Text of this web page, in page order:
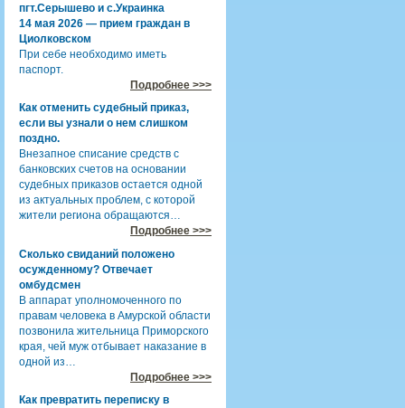
пгт.Серышево и с.Украинка
14 мая 2026 — прием граждан в
Циолковском
При себе необходимо иметь
паспорт.
Подробнее >>>
Как отменить судебный приказ,
если вы узнали о нем слишком
поздно.
Внезапное списание средств с
банковских счетов на основании
судебных приказов остается одной
из актуальных проблем, с которой
жители региона обращаются…
Подробнее >>>
Сколько свиданий положено
осужденному? Отвечает
омбудсмен
В аппарат уполномоченного по
правам человека в Амурской области
позвонила жительница Приморского
края, чей муж отбывает наказание в
одной из…
Подробнее >>>
Как превратить переписку в